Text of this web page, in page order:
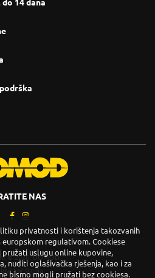
14 dana
NAS
© 2026. DOMOD.
korištenja
privatnosti i korištenja takozvanih
europskom regulativom. Cookiese
uslugu online kupovine,
nuditi oglašivačka rješenja, kao i za
bismo mogli pružati bez cookiesa.